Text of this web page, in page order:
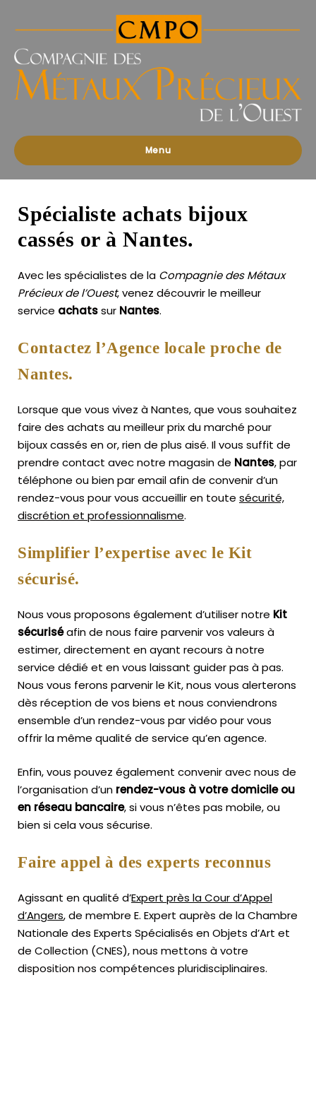
des
Précieux
l'Ouest
Menu
Spécialiste achats bijoux
cassés or à Nantes.
Avec les spécialistes de la Compagnie des Métaux
Précieux de l’Ouest, venez découvrir le meilleur
service achatssur Nantes.
Contactez l’Agence locale proche de
Nantes.
Lorsque que vous vivez à Nantes, que vous souhaitez
faire des achats au meilleur prix du marché pour
bijoux cassés en or, rien de plus aisé. Il vous suffit de
prendre contact avec notre magasin de Nantes, par
téléphone ou bien par email afin de convenir d’un
rendez-vous pour vous accueillir en toute sécurité,
discrétion et professionnalisme.
Simplifier l’expertise avec le Kit
sécurisé.
Nous vous proposons également d’utiliser notre Kit
sécuriséafin de nous faire parvenir vos valeurs à
estimer, directement en ayant recours à notre
service dédié et en vous laissant guider pas à pas.
Nous vous ferons parvenir le Kit, nous vous alerterons
dès réception de vos biens et nous conviendrons
ensemble d’un rendez-vous par vidéo pour vous
offrir la même qualité de service qu’en agence.
Enfin, vous pouvez également convenir avec nous de
l’organisation d’un rendez-vous à votre domicile ou
en réseau bancaire, si vous n’êtes pas mobile, ou
bien si cela vous sécurise.
Faire appel à des experts reconnus
Agissant en qualité d’Expert près la Cour d’Appel
d’Angers, de membre E. Expert auprès de laChambre
Nationale des Experts Spécialisés en Objets d’Art et
de Collection (CNES),nous mettons à votre
disposition nos compétences pluridisciplinaires.